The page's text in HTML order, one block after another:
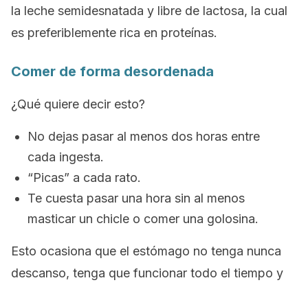
la leche semidesnatada y libre de lactosa, la cual
es preferiblemente rica en proteínas.
Comer de forma desordenada
¿Qué quiere decir esto?
No dejas pasar al menos dos horas entre
cada ingesta.
“Picas” a cada rato.
Te cuesta pasar una hora sin al menos
masticar un chicle o comer una golosina.
Esto ocasiona que el estómago no tenga nunca
descanso, tenga que funcionar todo el tiempo y